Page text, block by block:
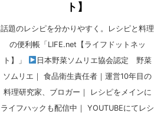
ト】
話題のレシピを分かりやすく。レシピと料理
の便利帳「LIFE.net【ライフドットネッ
ト】」
日本野菜ソムリエ協会認定 野菜
ソムリエ｜ 食品衛生責任者｜運営10年目の
料理研究家、ブロガー｜ レシピをメインに
ライフハックも配信中｜ YOUTUBEにてレシ